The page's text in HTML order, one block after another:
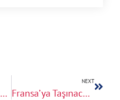
Türkiye’den İngiltere’ye Uluslararası Evden Eve Nakliyat Nasıl Yapılır?
NEXT
Fransa’ya Taşınacakların Bilmesi Gereken Uluslararası Nakliye Kuralları